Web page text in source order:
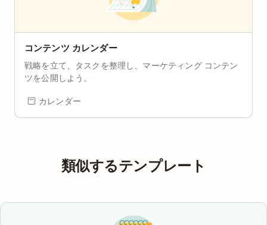
コンテンツ カレンダー
戦略を立て、タスクを整理し、マーケティング コンテン
ツを公開しよう。
カレンダー
類似するテンプレート